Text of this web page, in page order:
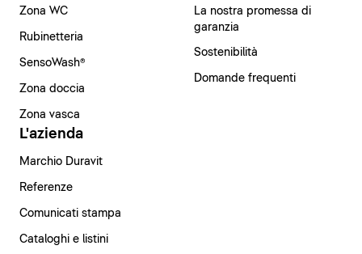
Zona WC
Rubinetteria
SensoWash®
Zona doccia
Zona vasca
La nostra promessa di
garanzia
Sostenibilità
Domande frequenti
L'azienda
Marchio Duravit
Referenze
Comunicati stampa
Cataloghi e listini